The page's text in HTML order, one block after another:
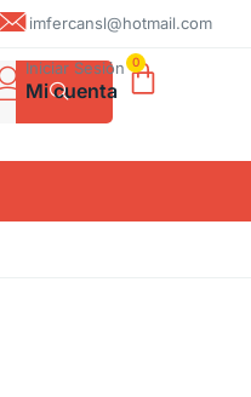
imfercansl@hotmail.com
Iniciar Sesión
Mi cuenta
0